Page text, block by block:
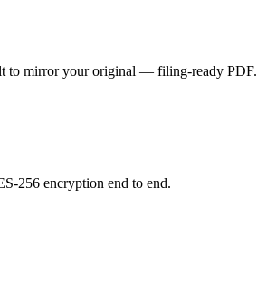
to mirror your original — filing-ready PDF.
256 encryption end to end.